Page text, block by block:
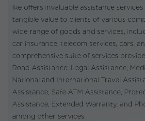
Ike offers invaluable assistance
tangible value to clients of various
wide range of goods and services,
car insurance, telecom services, cars,
comprehensive suite of services
Road Assistance, Legal Assistance,
National and International Travel
Assistance, Safe ATM Assistance,
Assistance, Extended Warranty, and
among other services.